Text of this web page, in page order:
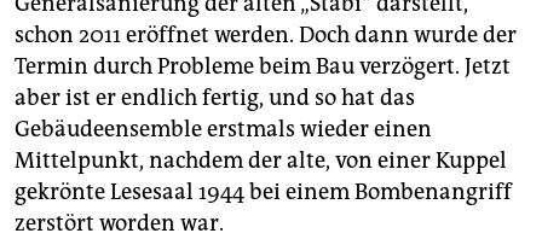
schon 2011 eröffnet werden. Doch dann wurde der
Termin durch Probleme beim Bau verzögert. Jetzt
aber ist er endlich fertig, und so hat das
Gebäudeensemble erstmals wieder einen
Mittelpunkt, nachdem der alte, von einer Kuppel
gekrönte Lesesaal 1944 bei einem Bombenangriff
zerstört worden war.